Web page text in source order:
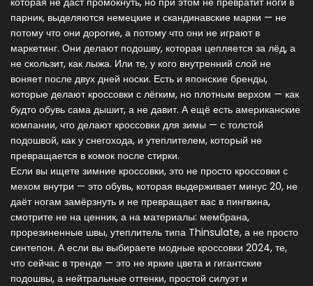
парник, выделяются немецкие и скандинавские марки — не
потому что они дорогие, а потому что они не играют в
маркетинг. Они делают подошву, которая цепляется за лёд, а
не скользит, как лыжа. Или те, у кого внутренний слой не
воняет после двух дней носки. Есть и японские бренды,
которые делают кроссовки с лёгким, но плотным верхом — как
будто обувь сама дышит, а не давит. А ещё есть американские
компании, что делают кроссовки для зимы — с толстой
подошвой, как у снегохода, и утеплителем, который не
превращается в комок после стирки.
Если вы ищете зимние кроссовки, это не просто кроссовки с
мехом внутри — это обувь, которая выдерживает минус 20, не
даёт ногам замёрзнуть и не превращает вас в пингвина,
смотрите не на ценник, а на материалы: мембрана,
прорезиненные швы, утеплитель типа Thinsulate, а не просто
синтепон. А если вы выбираете модные кроссовки 2024, те,
что сейчас в тренде — это не яркие цвета и гигантские
подошвы, а нейтральные оттенки, простой силуэт и